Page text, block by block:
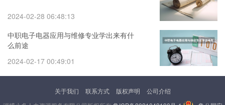
2024-02-28 06:48:13
中职电子电器应用与维修专业学出来有什
么前途
2024-02-17 00:49:01
关于我们 联系方式 版权声明
公司介绍